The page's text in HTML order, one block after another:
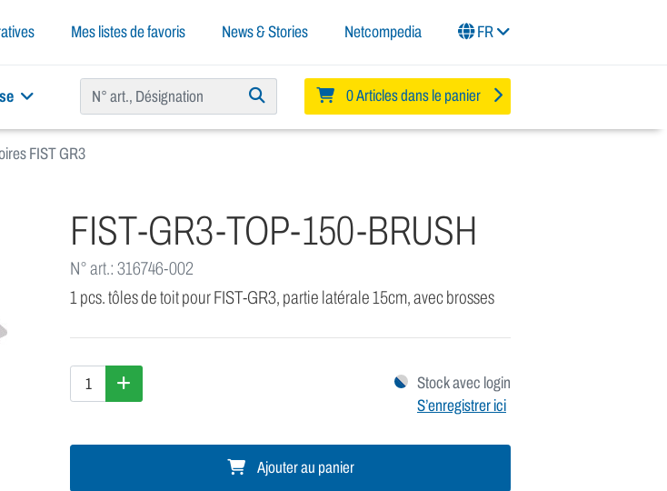
Mes listes de favoris News & Stories Netcompedia FR
0 Articles dans le panier
FIST GR3
FIST-GR3-TOP-150-BRUSH
N° art.: 316746-002
1 pcs. tôles de toit pour FIST-GR3, partie latérale 15cm, avec brosses
Stock avec login
S’enregistrer ici
Ajouter au panier